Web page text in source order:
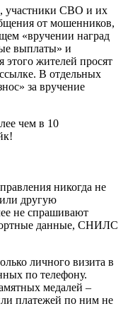
участники СВО и их
от мошенников,
«вручении наград
выплаты» и
жителей просят
В отдельных
за вручение
чем в 10
никогда не
другую
не спрашивают
данные, СНИЛС
личного визита в
по телефону.
медалей –
платежей по ним не